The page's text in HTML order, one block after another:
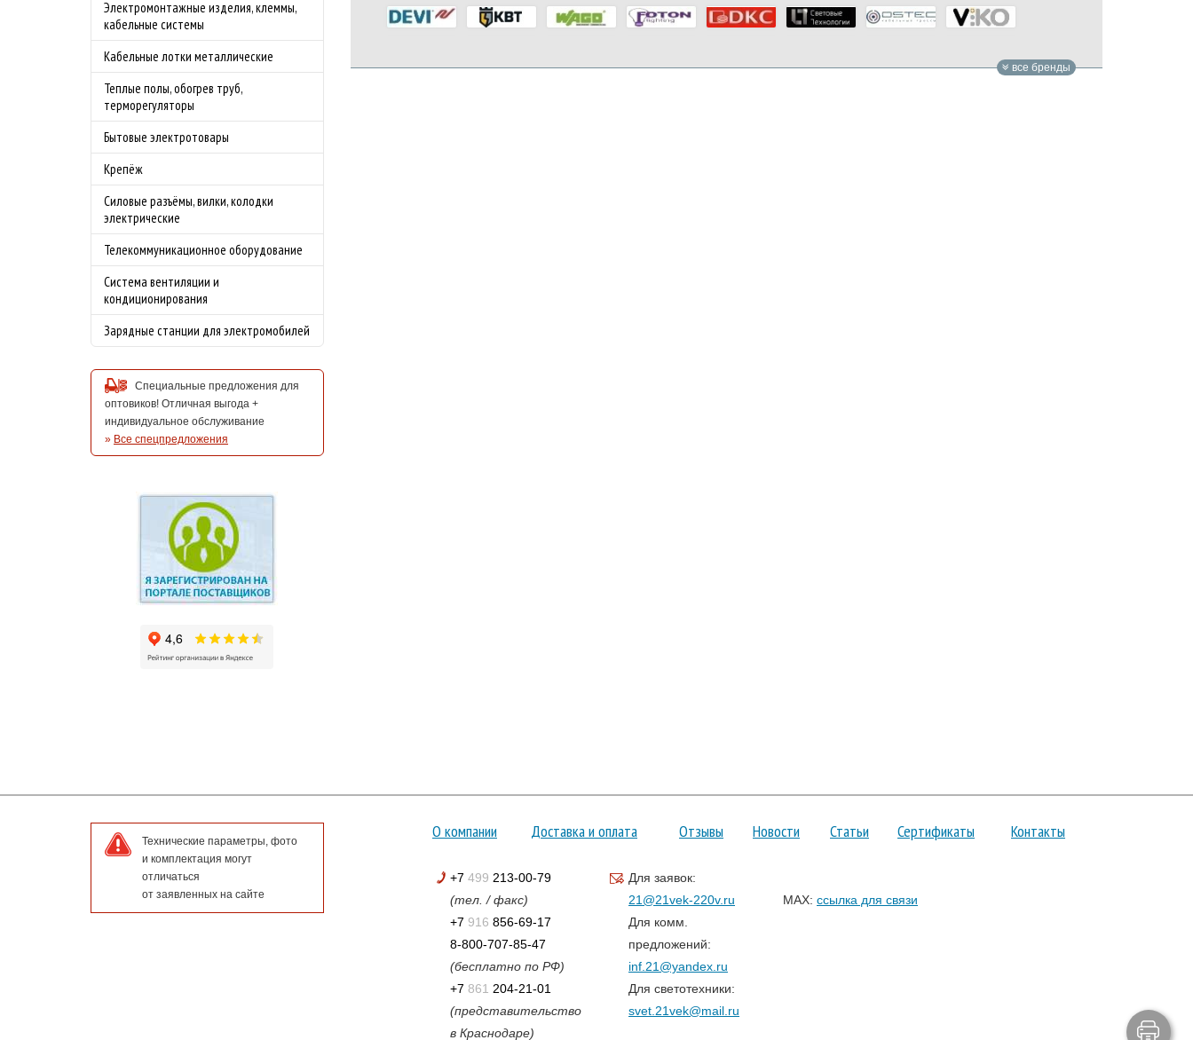
Электромонтажные изделия, клеммы,
кабельные системы
Кабельные лотки металлические
Теплые полы, обогрев труб,
терморегуляторы
Бытовые электротовары
Крепёж
Силовые разъёмы, вилки, колодки
электрические
Телекоммуникационное оборудование
Система вентиляции и
кондиционирования
Зарядные станции для электромобилей
Специальные предложения для
оптовиков! Отличная выгода +
индивидуальное обслуживание
» Все спецпредложения
все бренды
Технические параметры, фото
и комплектация могут
отличаться
от заявленных на сайте
О компании Доставка и оплата Отзывы Новости Статьи Сертификаты Контакты
+7 499 213-00-79
(тел. / факс)
+7 916 856-69-17
8-800-707-85-47
(бесплатно по РФ)
+7 861 204-21-01
(представительство
в Краснодаре)
Для заявок:
21@21vek-220v.ru
Для комм.
предложений:
inf.21@yandex.ru
Для светотехники:
svet.21vek@mail.ru
MAX: ссылка для связи